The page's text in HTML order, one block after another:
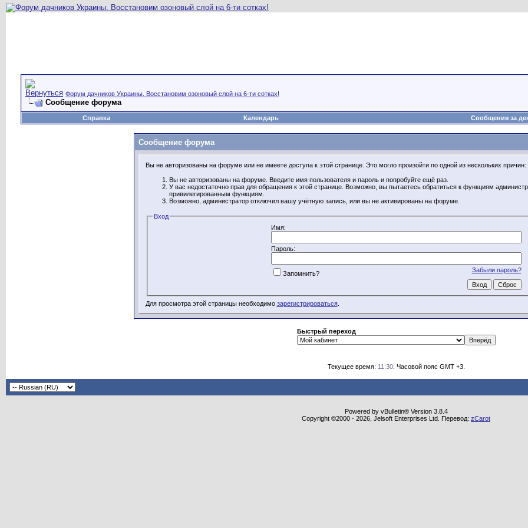
Форум дачников Украины. Восстановим озоновый слой на 6-ти сотках!
Сообщение форума
Справка Календарь Сообщения за
Сообщение форума
Вы не авторизованы на форуме или не имеете доступа к этой странице. Это могло произойти по одной из нескольких причин:
Вы не авторизованы на форуме. Введите имя пользователя и пароль и попробуйте ещё раз.
У вас недостаточно прав для обращения к этой странице. Возможно, вы пытаетесь обратиться к функциям
привилегированным функциям.
Возможно, администратор отключил вашу учётную запись, или вы не активированы на форуме.
Вход
Имя:
Пароль:
Забыли пароль?
Запомнить?
Для просмотра этой страницы необходимо зарегистрироваться.
Быстрый переход
Текущее время: 11:30. Часовой пояс GMT +3.
Powered by vBulletin® Version 3.8.4
Copyright ©2000 - 2026, Jelsoft Enterprises Ltd. Перевод: zCarot